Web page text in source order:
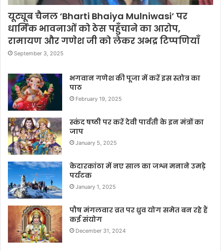
यूट्यूब चैनल ‘Bharti Bhaiya Mulniwasi’ पर
धार्मिक भावनाओं को ठेस पहुँचाने का आरोप,
रामायण और गणेश जी को लेकर अभद्र टिप्पणियाँ
September 3, 2025
भगवान गणेश की पूजा में करें इस स्तोत्र का
पाठ
February 19, 2025
स्कंद षष्ठी पर करें देवी पार्वती के इन मंत्रों का
जाप
January 5, 2025
केदारकांठा में नए साल का जश्न मनाने उमड़े
पर्यटक
January 1, 2025
पौष मंगलवार व्रत पर ध्रुव योग समेत बन रहे हैं
कई संयोग
December 31, 2024